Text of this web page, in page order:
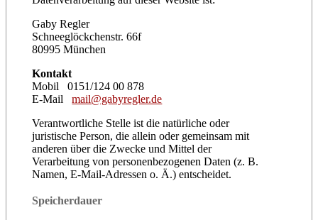
Gaby Regler
Schneeglöckchenstr. 66f
80995 München
Kontakt
Mobil 0151/124 00 878
E-Mailmail@gabyregler.de
Verantwortliche Stelle ist die natürliche oder
juristische Person, die allein oder gemeinsam mit
anderen über die Zwecke und Mittel der
Verarbeitung von personenbezogenen Daten (z. B.
Namen, E-Mail-Adressen o. Ä.) entscheidet.
Speicherdauer